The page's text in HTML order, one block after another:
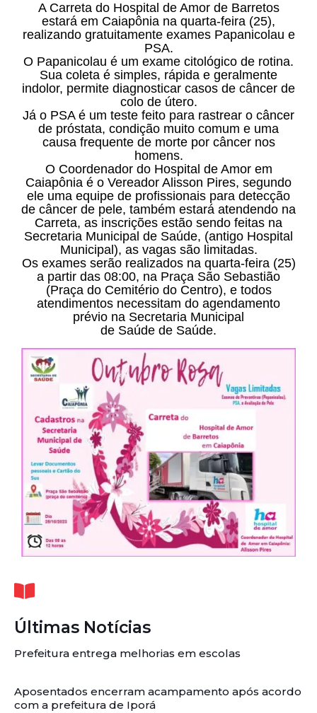
A Carreta do Hospital de Amor de Barretos
estará em Caiapônia na quarta-feira (25),
realizando gratuitamente exames Papanicolau e
PSA.
O Papanicolau é um exame citológico de rotina.
Sua coleta é simples, rápida e geralmente
indolor, permite diagnosticar casos de câncer de
colo de útero.
Já o PSA é um teste feito para rastrear o câncer
de próstata, condição muito comum e uma
causa frequente de morte por câncer nos
homens.
O Coordenador do Hospital de Amor em
Caiapônia é o Vereador Alisson Pires, segundo
ele uma equipe de profissionais para detecção
de câncer de pele, também estará atendendo na
Carreta, as inscrições estão sendo feitas na
Secretaria Municipal de Saúde, (antigo Hospital
Municipal), as vagas são limitadas.
Os exames serão realizados na quarta-feira (25)
a partir das 08:00, na Praça São Sebastião
(Praça do Cemitério do Centro), e todos
atendimentos necessitam do agendamento
prévio na Secretaria Municipal
de Saúde de Saúde.
Últimas Notícias
Prefeitura entrega melhorias em escolas
Aposentados encerram acampamento após acordo
com a prefeitura de Iporá